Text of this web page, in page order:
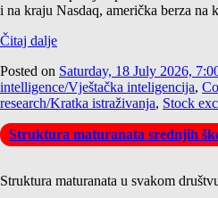
i na kraju Nasdaq, američka berza na
Čitaj dalje
Posted on Saturday, 18 July 2026,
intelligence/Vještačka inteligencija,
research/Kratka istraživanja, Stock
Struktura maturanata srednjih
Struktura maturanata u svakom